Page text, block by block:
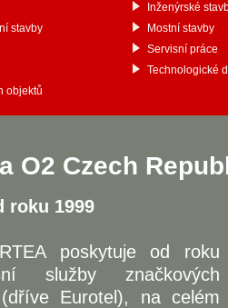
Inženýrské
Mostní stavby
Servisní práce
Technologické
stavby
objektů
O2 Czech
roku 1999
poskytuje od roku
služby značkových
Eurotel), na celém